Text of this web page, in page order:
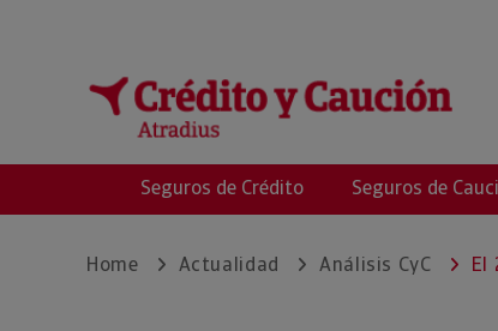
Crédito y
Seguros de Crédito Seguros de
Home Actualidad Análisis CyC El